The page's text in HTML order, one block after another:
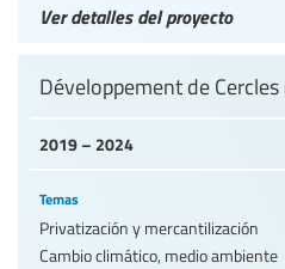
Ver detalles del proyecto
2019 – 2024
Développement de
Temas
Privatización y mercantilización
Cambio climático, medio ambiente